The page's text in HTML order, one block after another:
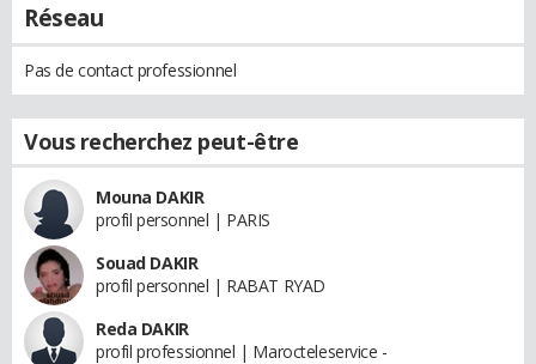
Réseau
Pas de contact professionnel
Vous recherchez peut-être
Mouna DAKIR
profil personnel | PARIS
Souad DAKIR
profil personnel | RABAT RYAD
Reda DAKIR
profil professionnel | Marocteleservice -